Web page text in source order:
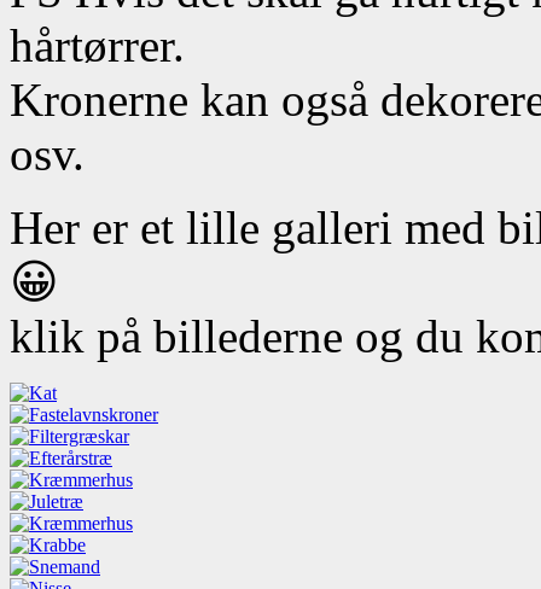
hårtørrer.
Kronerne kan også
osv.
Her er et lille galleri med
😀
klik på billederne og du